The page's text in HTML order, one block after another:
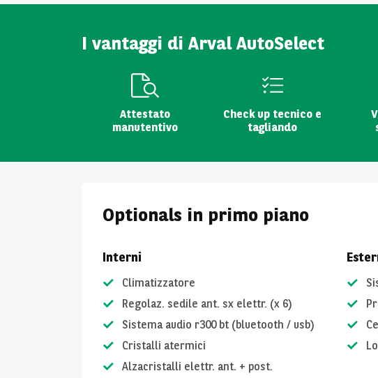
I vantaggi di Arval AutoSelect
Attestato
manutentivo
Check up tecnico e
tagliando
Optionals in primo piano
Interni
Climatizzatore
Regolaz. sedile ant. sx elettr. (x 6)
Sistema audio r300 bt (bluetooth / usb)
Cristalli atermici
Alzacristalli elettr. ant. + post.